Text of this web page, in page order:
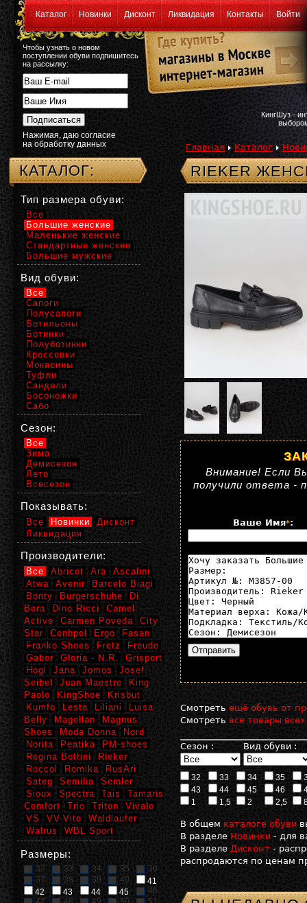
Каталог Новинки Дисконт Ликвидация Контакты Войти
Чтобы узнать о новом
поступлении обуви подпишитесь
на рассылку:
Нажимая, даю согласие
на обработку данных
КингШуз -
Главная Каталог
RIEKER
Внимание! Если
получили ответа -
Ваше Имя*:
Смотреть ещё обувь от
Смотреть все товары
Сезон : Вид обуви :
32 33 34 35
43
44 45 46
1
1,5 2 2,5
В общем каталоге обуви
В разделе Новинки - для
В разделе Дисконт-
распродаются по ценам
КАТАЛОГ:
Тип размера обуви:
Все
Большие женские
Маленькие женские
Стандартные женские
Большие мужские
Вид обуви:
Все
Сапоги
Полусапоги
Ботильоны
Ботинки
Полуботинки
Кроссовки
Мокасины
Туфли
Сандали
Босоножки
Сабо
Сезон:
Все
Зима
Демисезон
Лето
Всесезон
Показывать:
Все Новинки
Дисконт
Ликвидация
Производители:
Все Abricot Ara
Ascalini
Atwa
Avenir
Barcelo Biagi
Bonty
Burgerschuhe
Di
Bora
Dino Ricci
Camel
Active
Carmen Poveda
City
Star
Conhpol Ergo
Fasan
Franko Shoes
Fretz
Freude
Gabor
Gloria - N.R.
Grisport
Hogl
Jana Jomos
Josef
Seibel
Juan Maestre
King
Paolo
KingShoe
Krisbut
Kumfo
Lesta Liliani
Luisa
Belly
Magellan
Magnus
Shoes
Moda Donna
Nord
Norita
Peatika
PM-shoes
Regina Bottini
Rieker
Roccol
Romika
RusAri
Sateg
Semilia
Semler
Sioux
Spectra Tais
Tamaris
Comfort
Trio Triton
Vivalo
VS
VV-Vito
Waldlaufer
Walrus
WBL Sport
Размеры:
32 33 34 35
36
37
38 39 40
41
42
43 44 45
46